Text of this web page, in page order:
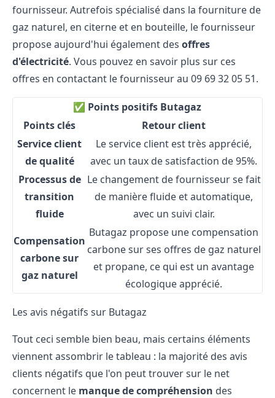
fournisseur. Autrefois spécialisé dans la fourniture de
gaz naturel, en citerne et en bouteille, le fournisseur
propose aujourd'hui également des offres
d'électricité. Vous pouvez en savoir plus sur ces
offres en contactant le fournisseur au 09 69 32 05 51.
✅ Points positifs Butagaz
Points clés
Retour client
Service client
de qualité
Le service client est très apprécié,
avec un taux de satisfaction de 95%.
Processus de
transition
fluide
Le changement de fournisseur se fait
de manière fluide et automatique,
avec un suivi clair.
Compensation
carbone sur
gaz naturel
Butagaz propose une compensation
carbone sur ses offres de gaz naturel
et propane, ce qui est un avantage
écologique apprécié.
Les avis négatifs sur Butagaz
Tout ceci semble bien beau, mais certains éléments
viennent assombrir le tableau : la majorité des avis
clients négatifs que l'on peut trouver sur le net
concernent le manque de compréhension des